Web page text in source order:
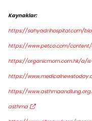
Kaynaklar:
https://sahyadrihospital.com/
https://www.petco.com/
https://organicmom.com.hk/a/
https://
https://
asthma